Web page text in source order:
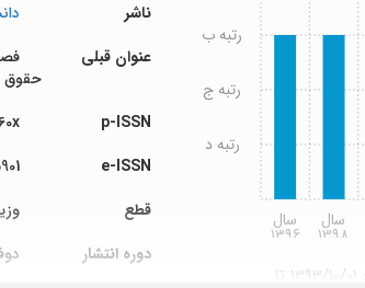
سال
1396
سال
1398
رتبه د
رتبه ج
رتبه ب
این نشریه از تاریخ 1393/10/01 تا
ناشر
عنوان قبلی
حقوق
p-ISSN
e-ISSN
قطع
دوره انتشار